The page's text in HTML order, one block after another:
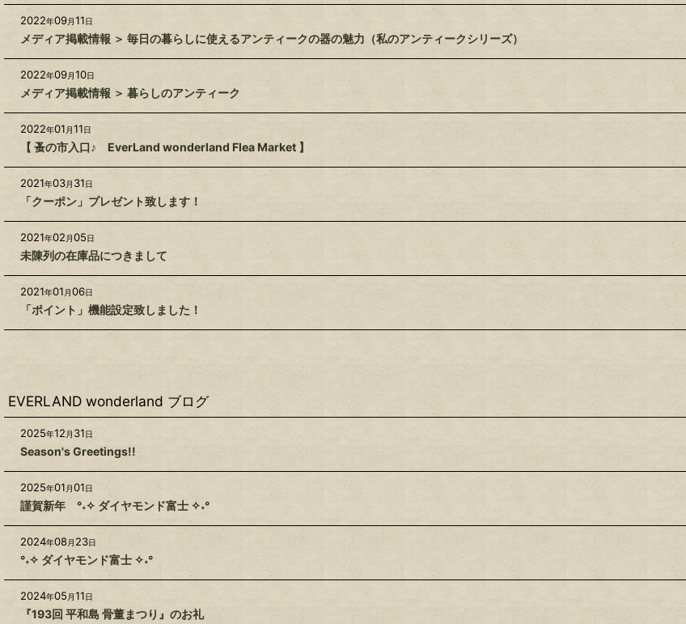
2022年09月11日
メディア掲載情報 ＞ 毎日の暮らしに使えるアンティークの器の魅力（私のアンティークシリーズ）
2022年09月10日
メディア掲載情報 ＞ 暮らしのアンティーク
2022年01 月11日
【 蚤の市入口♪ EverLand wonderland Flea Market 】
2021年03月 31日
「クーポン」プレゼント致します！
2021年02 月05日
未陳列の在庫品につきまして
2021年01 月06日
「ポイント」機能設定致しました！
EVERLAND wonderland ブログ
2025年12 月 31日
Season's Greetings!!
2025年01 月01日
謹賀新年 °˖✧ ダイヤモンド富士 ✧˖°
2024年08月 23日
°˖✧ ダイヤモンド富士 ✧˖°
2024年05 月11日
『193回 平和島 骨董まつり』のお礼